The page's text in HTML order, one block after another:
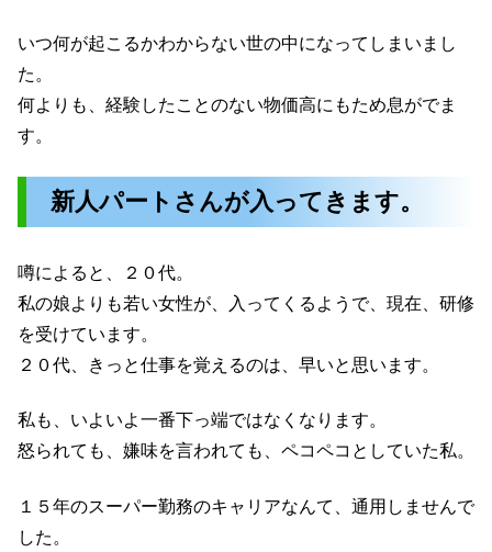
いつ何が起こるかわからない世の中になってしまいまし
た。
何よりも、経験したことのない物価高にもため息がでま
す。
新人パートさんが入ってきます。
噂によると、２０代。
私の娘よりも若い女性が、入ってくるようで、現在、研修
を受けています。
２０代、きっと仕事を覚えるのは、早いと思います。
私も、いよいよ一番下っ端ではなくなります。
怒られても、嫌味を言われても、ペコペコとしていた私。
１５年のスーパー勤務のキャリアなんて、通用しませんで
した。